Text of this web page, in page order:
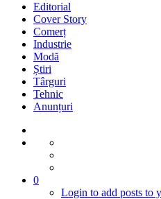
Editorial
Cover Story
Comerț
Industrie
Modă
Știri
Târguri
Tehnic
Anunțuri
0
Login to add posts to